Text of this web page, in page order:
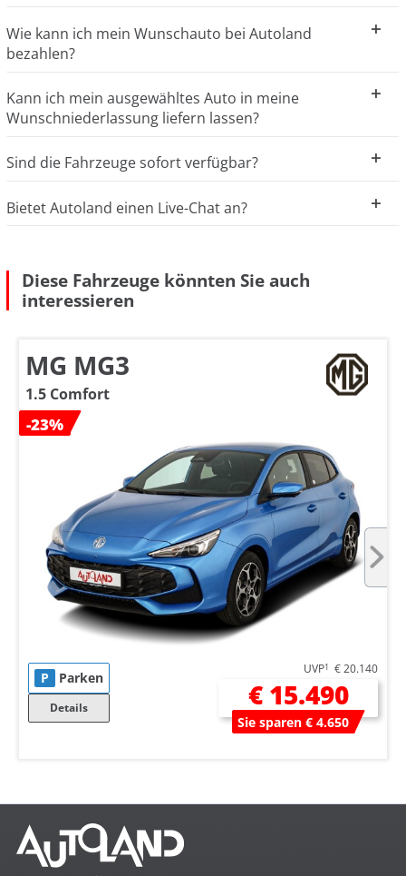
Wie kann ich mein Wunschauto bei Autoland
bezahlen?
Kann ich mein ausgewähltes Auto in meine
Wunschniederlassung liefern lassen?
Sind die Fahrzeuge sofort verfügbar?
Bietet Autoland einen Live-Chat an?
Diese Fahrzeuge könnten Sie auch
interessieren
MG MG3
1.5 Comfort
-23%
P Parken
Details
UVP1 € 20.140
€ 15.490
Sie sparen € 4.650